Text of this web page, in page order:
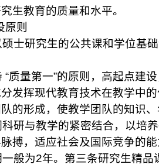
生教育的质量和水平。
原则
硕士研究生的公共课和学位基
“质量第一”的原则，高起点建
发挥现代教育技术在教学中
的形成，使教学团队的知识、
科研与教学的紧密结合，以培
搏，适应社会及国际竞争的能
般为2年。第三条研究生精品